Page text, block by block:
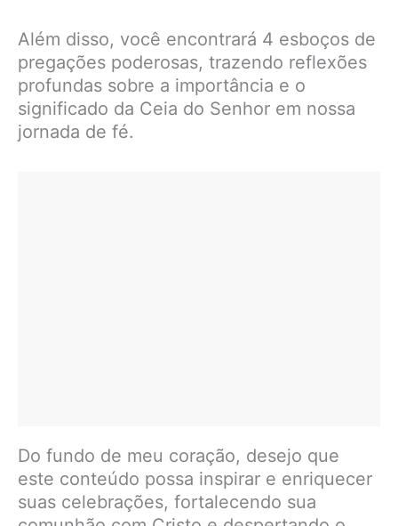
Além disso, você encontrará 4 esboços de
pregações poderosas, trazendo reflexões
profundas sobre a importância e o
significado da Ceia do Senhor em nossa
jornada de fé.
Do fundo de meu coração, desejo que
este conteúdo possa inspirar e enriquecer
suas celebrações, fortalecendo sua